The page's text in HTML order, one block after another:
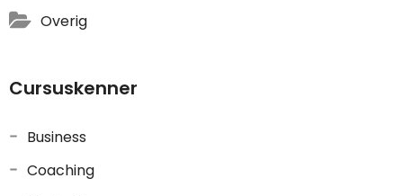
Overig
Cursuskenner
Business
Coaching